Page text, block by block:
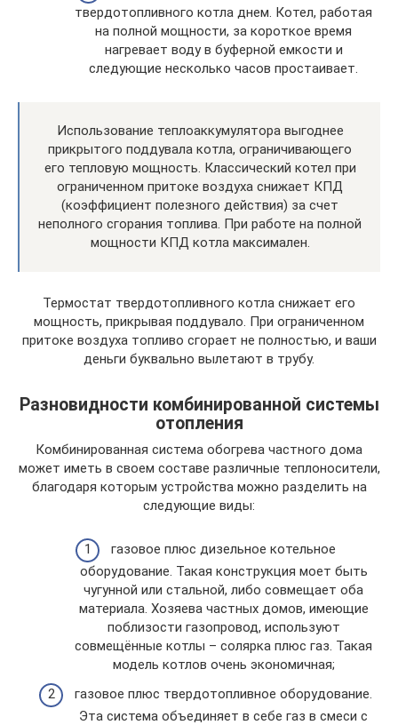
твердотопливного котла днем. Котел, работая
на полной мощности, за короткое время
нагревает воду в буферной емкости и
следующие несколько часов простаивает.
Использование теплоаккумулятора выгоднее
прикрытого поддувала котла, ограничивающего
его тепловую мощность. Классический котел при
ограниченном притоке воздуха снижает КПД
(коэффициент полезного действия) за счет
неполного сгорания топлива. При работе на полной
мощности КПД котла максимален.
Термостат твердотопливного котла снижает его
мощность, прикрывая поддувало. При ограниченном
притоке воздуха топливо сгорает не полностью, и ваши
деньги буквально вылетают в трубу.
Разновидности комбинированной системы
отопления
Комбинированная система обогрева частного дома
может иметь в своем составе различные теплоносители,
благодаря которым устройства можно разделить на
следующие виды:
газовое плюс дизельное котельное
оборудование. Такая конструкция моет быть
чугунной или стальной, либо совмещает оба
материала. Хозяева частных домов, имеющие
поблизости газопровод, используют
совмещённые котлы – солярка плюс газ. Такая
модель котлов очень экономичная;
газовое плюс твердотопливное оборудование.
Эта система объединяет в себе газ в смеси с